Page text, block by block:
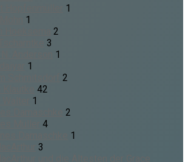
1
1
2
3
1
1
2
42
1
2
4
1
3